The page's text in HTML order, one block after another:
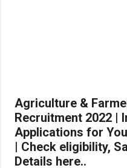
Agriculture &
Recruitment 2022 |
Applications for
| Check eligibility,
Details here..